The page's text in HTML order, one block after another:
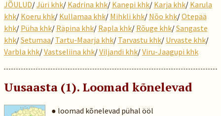
JÕULUD/Jüri khk/ Kadrina khk/ Kanepi khk/ Karja khk/ Karula
khk/ Koeru khk/ Kullamaa khk/ Mihkli khk/ Nõo khk/Otepää
khk/ Püha khk/ Räpina khk/ Rapla khk/ Rõuge khk/Sangaste
khk/Setumaa/ Tartu-Maarja khk/ Tarvastu khk/ Urvaste khk/
Varbla khk/Vastseliina khk/Viljandi khk/Viru-Jaagupi khk
Uusaasta (1). Loomad kõnelevad
● loomad kõnelevad pühal ööl